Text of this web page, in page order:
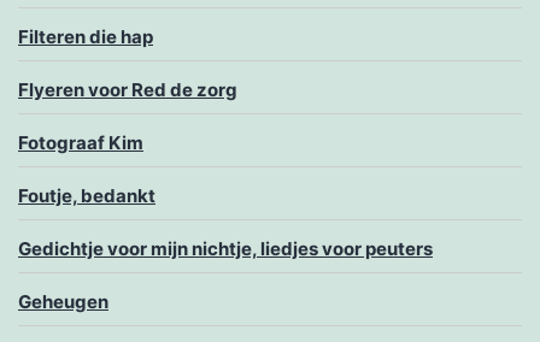
Filteren die hap
Flyeren voor Red de zorg
Fotograaf Kim
Foutje, bedankt
Gedichtje voor mijn nichtje, liedjes voor peuters
Geheugen